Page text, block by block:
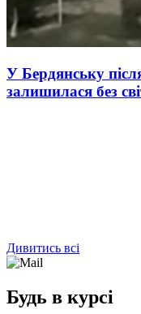
У Бердянську
залишилася без
Дивитись всі
Будь в курсі